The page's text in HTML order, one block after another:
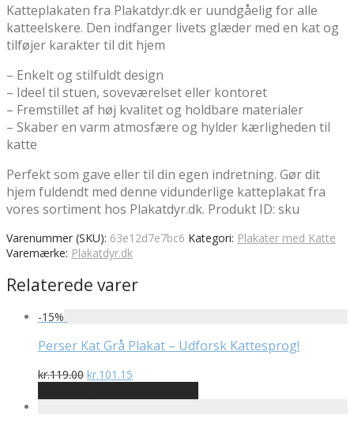
Katteplakaten fra Plakatdyr.dk er uundgåelig for alle
katteelskere. Den indfanger livets glæder med en kat og
tilføjer karakter til dit hjem
– Enkelt og stilfuldt design
– Ideel til stuen, soveværelset eller kontoret
– Fremstillet af høj kvalitet og holdbare materialer
– Skaber en varm atmosfære og hylder kærligheden til
katte
Perfekt som gave eller til din egen indretning. Gør dit
hjem fuldendt med denne vidunderlige katteplakat fra
vores sortiment hos Plakatdyr.dk. Produkt ID: sku
Varenummer (SKU): 63e12d7e7bc6 Kategori: Plakater med Katte
Varemærke: Plakatdyr.dk
Relaterede varer
-15%
Perser Kat Grå Plakat – Udforsk Kattesprog!
kr.119.00 Den
pris
kr.101.15
pris